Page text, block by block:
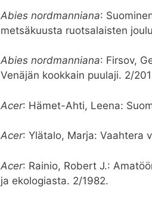
Abies nordmanniana:
metsäkuusta ruotsalaisten
Abies nordmanniana: Firsov,
Venäjän kookkain puulaji. 2/
Acer: Hämet-Ahti, Leena:
Acer: Ylätalo, Marja: Vaahtera
Acer: Rainio, Robert J.:
ja ekologiasta. 2/1982.